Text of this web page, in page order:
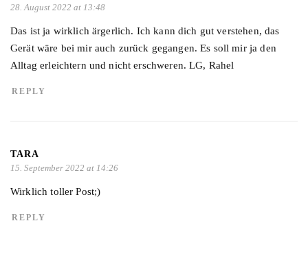
28. August 2022 at 13:48
Das ist ja wirklich ärgerlich. Ich kann dich gut verstehen, das
Gerät wäre bei mir auch zurück gegangen. Es soll mir ja den
Alltag erleichtern und nicht erschweren. LG, Rahel
REPLY
TARA
15. September 2022 at 14:26
Wirklich toller Post;)
REPLY